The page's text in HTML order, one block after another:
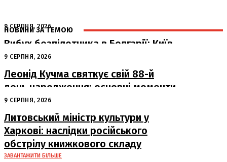
НОВИНИ ЗА ТЕМОЮ
9 СЕРПНЯ, 2026
Вибух безпілотника в Болгарії: Київ
готовий до спільного розслідування
9 СЕРПНЯ, 2026
Леонід Кучма святкує свій 88-й
день народження: основні моменти
з життя другого Президента України
9 СЕРПНЯ, 2026
Литовський міністр культури у
Харкові: наслідки російського
обстрілу книжкового складу
ЗАВАНТАЖИТИ БІЛЬШЕ